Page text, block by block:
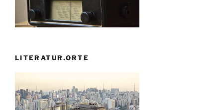
LITERATUR.ORTE